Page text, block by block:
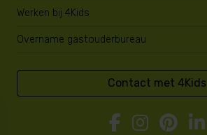
Werken bij 4Kids
Overname gastouderbureau
Contact met 4Kids